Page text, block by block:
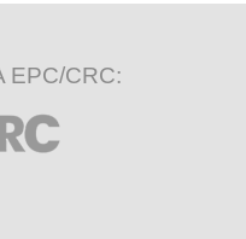
EPC/CRC: